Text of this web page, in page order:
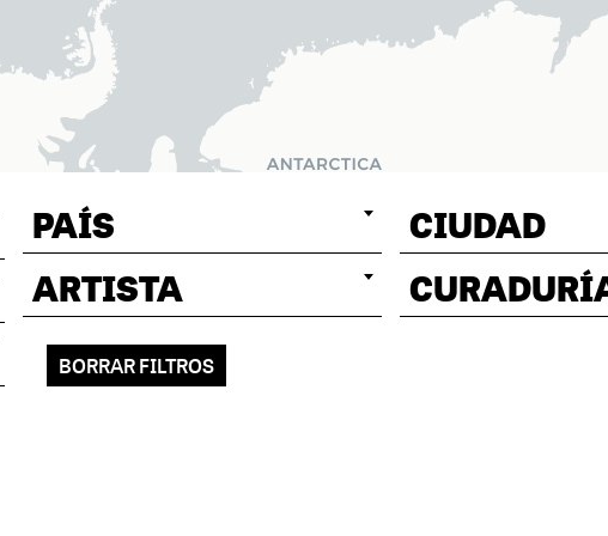
PAÍS CIUDAD
ARTISTA
BORRAR FILTROS